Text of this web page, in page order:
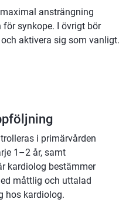
ansträngning
synkope. I övrigt bör
aktivera sig som vanligt.
i primärvården
1–2 år, samt
kardiolog bestämmer
måttlig och uttalad
hos kardiolog.